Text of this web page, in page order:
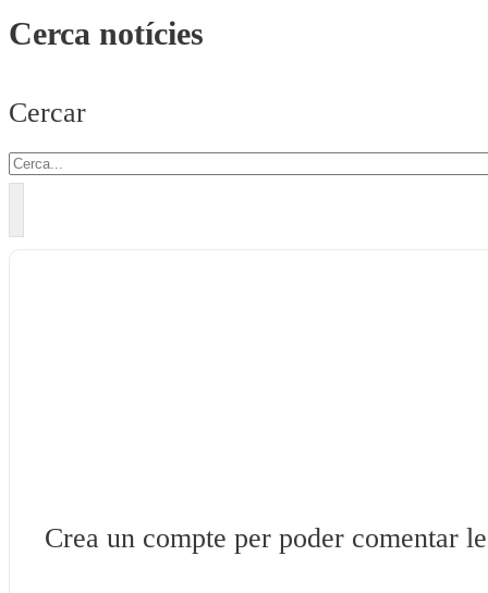
Cerca notícies
Cercar
Crea un compte per poder comentar